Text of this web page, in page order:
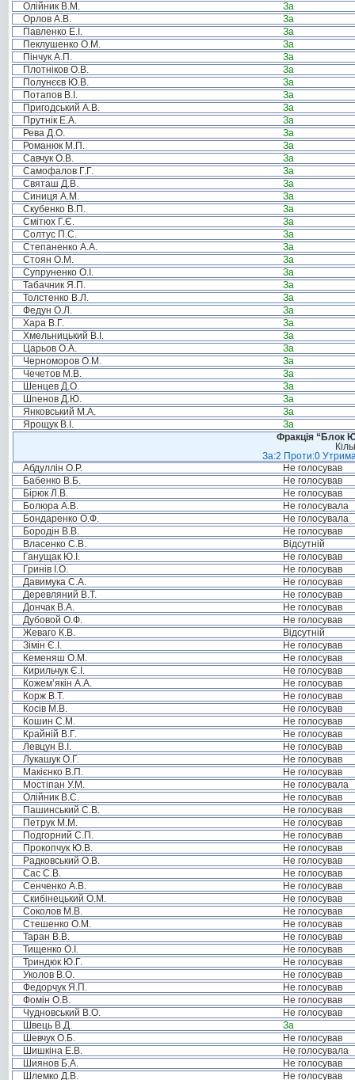
Олійник В.М.
За
Орлов А.В.
За
Павленко Е.І.
За
Пеклушенко О.М.
За
Пінчук А.П.
За
Плотніков О.В.
За
Полунєєв Ю.В.
За
Потапов В.І.
За
Пригодський А.В.
За
Прутнік Е.А.
За
Рева Д.О.
За
Романюк М.П.
За
Савчук О.В.
За
Самофалов Г.Г.
За
Святаш Д.В.
За
Синиця А.М.
За
Скубенко В.П.
За
Смітюх Г.Є.
За
Солтус П.С.
За
Степаненко А.А.
За
Стоян О.М.
За
Супруненко О.І.
За
Табачник Я.П.
За
Толстенко В.Л.
За
Федун О.Л.
За
Хара В.Г.
За
Хмельницький В.І.
За
Царьов О.А.
За
Черноморов О.М.
За
Чечетов М.В.
За
Шенцев Д.О.
За
Шпенов Д.Ю.
За
Янковський М.А.
За
Ярощук В.І.
За
Фракція “Блок
За:2 Проти:0
Абдуллін О.Р.
Не голосував
Бабенко В.Б.
Не голосував
Бірюк Л.В.
Не голосував
Болюра А.В.
Не голосувала
Бондаренко О.Ф.
Не голосувала
Бородін В.В.
Не голосував
Власенко С.В.
Відсутній
Ганущак Ю.І.
Не голосував
Гринів І.О.
Не голосував
Давимука С.А.
Не голосував
Деревляний В.Т.
Не голосував
Дончак В.А.
Не голосував
Дубовой О.Ф.
Не голосував
Жеваго К.В.
Відсутній
Зімін Є.І.
Не голосував
Кеменяш О.М.
Не голосував
Кирильчук Є.І.
Не голосував
Кожем’якін А.А.
Не голосував
Корж В.Т.
Не голосував
Косів М.В.
Не голосував
Кошин С.М.
Не голосував
Крайній В.Г.
Не голосував
Левцун В.І.
Не голосував
Лукашук О.Г.
Не голосував
Макієнко В.П.
Не голосував
Мостіпан У.М.
Не голосувала
Олійник В.С.
Не голосував
Пашинський С.В.
Не голосував
Петрук М.М.
Не голосував
Подгорний С.П.
Не голосував
Прокопчук Ю.В.
Не голосував
Радковський О.В.
Не голосував
Сас С.В.
Не голосував
Сенченко А.В.
Не голосував
Скибінецький О.М.
Не голосував
Соколов М.В.
Не голосував
Стешенко О.М.
Не голосував
Таран В.В.
Не голосував
Тищенко О.І.
Не голосував
Триндюк Ю.Г.
Не голосував
Уколов В.О.
Не голосував
Федорчук Я.П.
Не голосував
Фомін О.В.
Не голосував
Чудновський В.О.
Не голосував
Швець В.Д.
За
Шевчук О.Б.
Не голосував
Шишкіна Е.В.
Не голосувала
Шиянов Б.А.
Не голосував
Шлемко Д.В.
Не голосував